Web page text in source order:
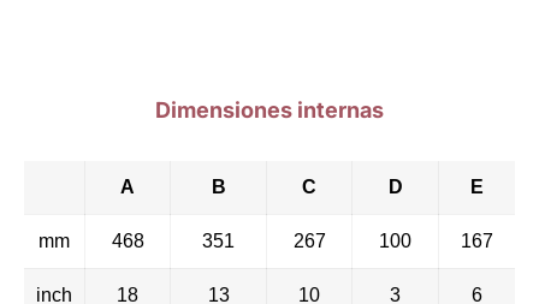
Dimensiones internas
A B C D E
mm 468 351 267 100 167
inch
18
13
10
3
6